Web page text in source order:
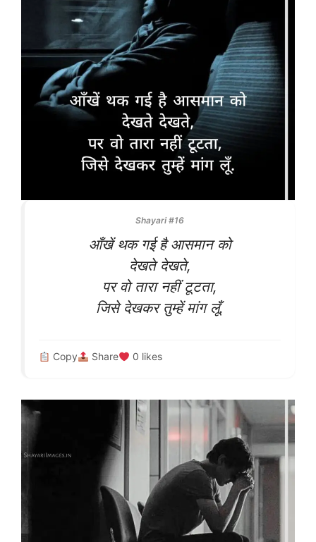
Shayari #16
आँखें थक गई है आसमान को
देखते देखते,
पर वो तारा नहीं टूटता,
जिसे देखकर तुम्हें मांग लूँ.
Copy Share 0 likes